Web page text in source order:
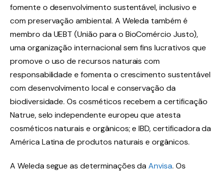
fomente o desenvolvimento sustentável, inclusivo e
com preservação ambiental. A Weleda também é
membro da UEBT (União para o BioComércio Justo),
uma organização internacional sem fins lucrativos que
promove o uso de recursos naturais com
responsabilidade e fomenta o crescimento sustentável
com desenvolvimento local e conservação da
biodiversidade. Os cosméticos recebem a certificação
Natrue, selo independente europeu que atesta
cosméticos naturais e orgânicos; e IBD, certificadora da
América Latina de produtos naturais e orgânicos.
A Weleda segue as determinações daAnvisa. Os